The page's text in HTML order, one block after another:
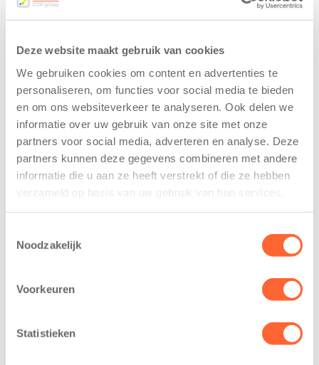
Deze website maakt gebruik van cookies
We gebruiken cookies om content en advertenties te
personaliseren, om functies voor social media te bieden
en om ons websiteverkeer te analyseren. Ook delen we
informatie over uw gebruik van onze site met onze
partners voor social media, adverteren en analyse. Deze
partners kunnen deze gegevens combineren met andere
informatie die u aan ze heeft verstrekt of die ze hebben
verzameld op basis van uw gebruik van hun services.
Noodzakelijk
Voorkeuren
Statistieken
Kinderen BSO
De
Westerburcht
trainen alvast
voor Kids First
Mini 4 Mijl
7 augustus 2026
2026 – Kinderen
van BSO De
Eelde trainden
voor de Kids First
Kids First
tekent
koopcontract
voor nieuw
kindcentrum in
wijk Wiarda in
Leeuwarden
11 juni 2026
realisatie van een